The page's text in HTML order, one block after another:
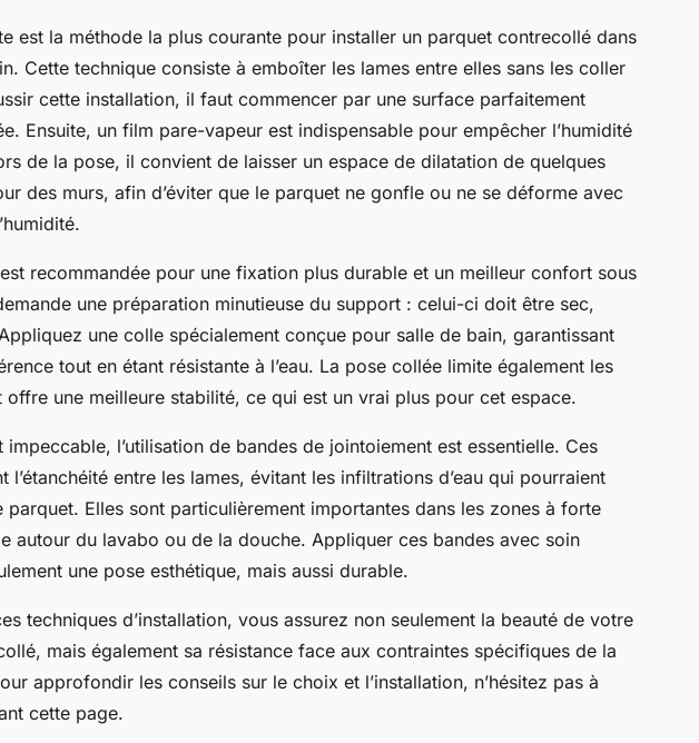
est la méthode la plus courante pour installer un parquet contrecollé dans
Cette technique consiste à emboîter les lames entre elles sans les coller
cette installation, il faut commencer par une surface parfaitement
Ensuite, un film pare-vapeur est indispensable pour empêcher l’humidité
de la pose, il convient de laisser un espace de dilatation de quelques
des murs, afin d’éviter que le parquet ne gonfle ou ne se déforme avec
recommandée pour une fixation plus durable et un meilleur confort sous
une préparation minutieuse du support : celui-ci doit être sec,
une colle spécialement conçue pour salle de bain, garantissant
tout en étant résistante à l’eau. La pose collée limite également les
offre une meilleure stabilité, ce qui est un vrai plus pour cet espace.
impeccable, l’utilisation de bandes de jointoiement est essentielle. Ces
l’étanchéité entre les lames, évitant les infiltrations d’eau qui pourraient
parquet. Elles sont particulièrement importantes dans les zones à forte
autour du lavabo ou de la douche. Appliquer ces bandes avec soin
une pose esthétique, mais aussi durable.
techniques d’installation, vous assurez non seulement la beauté de votre
mais également sa résistance face aux contraintes spécifiques de la
approfondir les conseils sur le choix et l’installation, n’hésitez pas à
cette page.